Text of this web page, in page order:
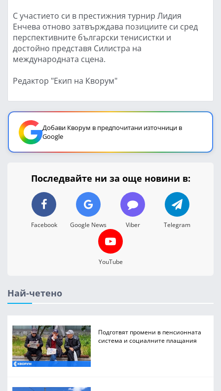
С участието си в престижния турнир Лидия
Енчева отново затвърждава позициите си сред
перспективните български тенисистки и
достойно представя Силистра на
международната сцена.
Редактор "Екип на Кворум"
Добави Кворум в предпочитани източници в
Google
Последвайте ни за още новини в:
Facebook Google News Viber Telegram
YouTube
Най-четено
Подготвят промени в пенсионната
система и социалните плащания